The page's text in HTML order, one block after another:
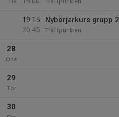
19:15
20:45
Nybörjarkurs grupp 2
Träffpunkten
28
Ons
29
Tor
30